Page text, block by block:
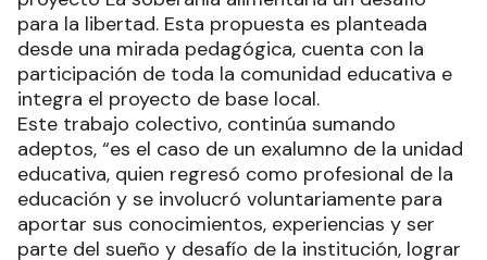
para la libertad. Esta propuesta es planteada
desde una mirada pedagógica, cuenta con la
participación de toda la comunidad educativa e
integra el proyecto de base local.
Este trabajo colectivo, continúa sumando
adeptos, “es el caso de un exalumno de la unidad
educativa, quien regresó como profesional de la
educación y se involucró voluntariamente para
aportar sus conocimientos, experiencias y ser
parte del sueño y desafío de la institución, lograr